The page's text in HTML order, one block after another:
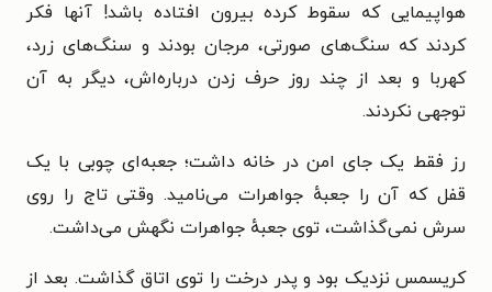
هواپیمایی که سقوط کرده بیرون افتاده باشد! آنها فکر
کردند که سنگ‌های صورتی، مرجان بودند و سنگ‌های زرد،
کهربا و بعد از چند روز حرف زدن درباره‌اش، دیگر به آن
توجهی نکردند.
رز فقط یک جای امن در خانه داشت؛ جعبه‌ای چوبی با یک
قفل که آن را جعبهٔ جواهرات می‌نامید. وقتی تاج را روی
سرش نمی‌گذاشت، توی جعبهٔ جواهرات نگهش می‌داشت.
کریسمس نزدیک بود و پدر درخت را توی اتاق گذاشت. بعد از